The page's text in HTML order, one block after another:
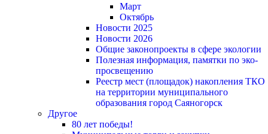
Март
Октябрь
Новости 2025
Новости 2026
Общие законопроекты в сфере экологии
Полезная информация, памятки по эко-
просвещению
Реестр мест (площадок) накопления ТКО
на территории муниципального
образования город Саяногорск
Другое
80 лет победы!